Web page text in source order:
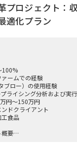
年5月中旬 ～ 2025年7
：基本リモート
プロジェクト：
適化プラン
100%
ームでの経験
ブロー）の使用経験
ライシング分析および実
円～150万円
ドクライアント
食品
要